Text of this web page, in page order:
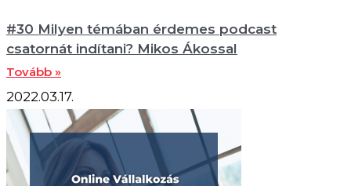
#30 Milyen témában érdemes podcast
csatornát indítani? Mikos Ákossal
Tovább »
2022.03.17.